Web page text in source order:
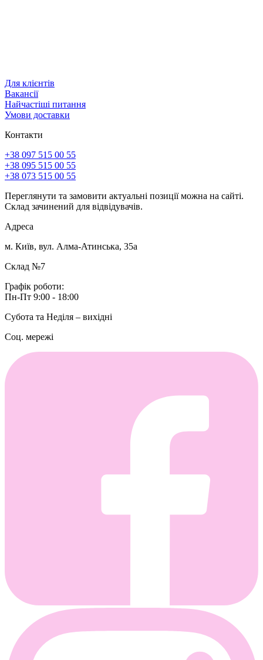
Для клієнтів
Вакансії
Найчастіші питання
Умови доставки
Контакти
+38 097 515 00 55
+38 095 515 00 55
+38 073 515 00 55
Переглянути та замовити актуальні позиції можна на сайті.
Склад зачинений для відвідувачів.
Адреса
м. Київ, вул. Алма-Атинська, 35а
Склад №7
Графік роботи:
Пн-Пт 9:00 - 18:00
Субота та Неділя – вихідні
Соц. мережі